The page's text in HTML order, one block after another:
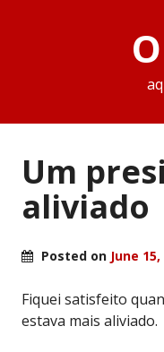
Um
aliviado
Posted on June
Fiquei satisfeito
estava mais aliviado.